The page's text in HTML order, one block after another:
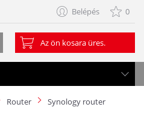
Belépés 0
Az ön kosara üres.
Router Synology router